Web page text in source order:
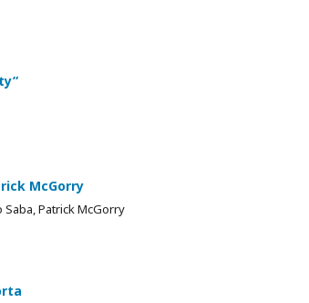
McGorry
Saba, Patrick McGorry